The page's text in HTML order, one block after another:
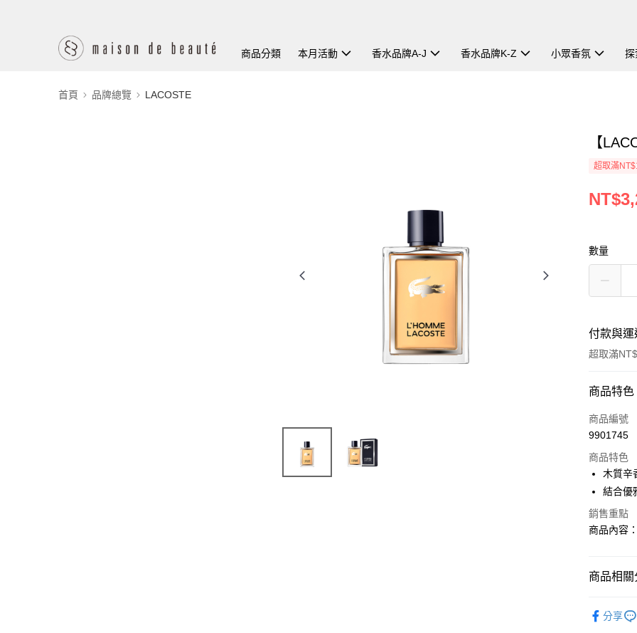
商品分類 本月活動 香水品牌A-J 香水品牌K-Z 小眾香氛 探
首頁 品牌總覽 LACOSTE
【
超取滿
數量
付款與運
超取滿
付款方式
信用卡一次
運送方式
付款後全家
每筆
每筆
每筆
商品特色
商品編號
9901745
商品特色
木質辛
結合優
銷售重點
商品內容
商品相關
分享